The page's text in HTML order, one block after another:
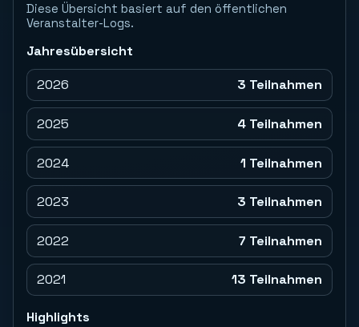
Diese Übersicht basiert auf den öffentlichen
Veranstalter-Logs.
Jahresübersicht
2026 3 Teilnahmen
2025 4 Teilnahmen
2024 1 Teilnahmen
2023 3 Teilnahmen
2022 7 Teilnahmen
2021 13 Teilnahmen
Highlights